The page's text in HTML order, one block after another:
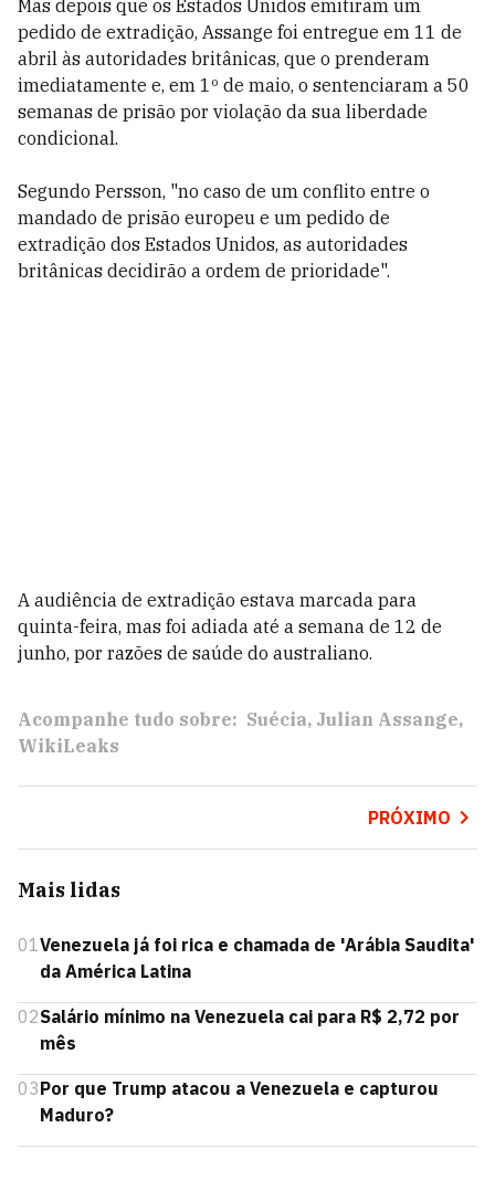
Mas depois que os Estados Unidos emitiram um
pedido de extradição, Assange foi entregue em 11 de
abril às autoridades britânicas, que o prenderam
imediatamente e, em 1º de maio, o sentenciaram a 50
semanas de prisão por violação da sua liberdade
condicional.
Segundo Persson, "no caso de um conflito entre o
mandado de prisão europeu e um pedido de
extradição dos Estados Unidos, as autoridades
britânicas decidirão a ordem de prioridade".
A audiência de extradição estava marcada para
quinta-feira, mas foi adiada até a semana de 12 de
junho, por razões de saúde do australiano.
Acompanhe tudo sobre: Suécia Julian Assange
WikiLeaks
PRÓXIMO
Mais lidas
01Venezuela já foi rica e chamada de 'Arábia Saudita'
da América Latina
02Salário mínimo na Venezuela cai para R$ 2,72 por
mês
03Por que Trump atacou a Venezuela e capturou
Maduro?